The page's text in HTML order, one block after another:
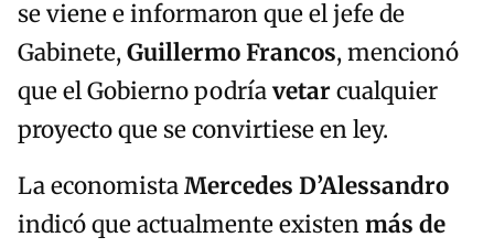
se viene e informaron que el jefe de
Gabinete,Guillermo Francos, mencionó
que el Gobierno podríavetarcualquier
proyecto que se convirtiese en ley.
La economistaMercedes D’Alessandro
indicó que actualmente existenmás de